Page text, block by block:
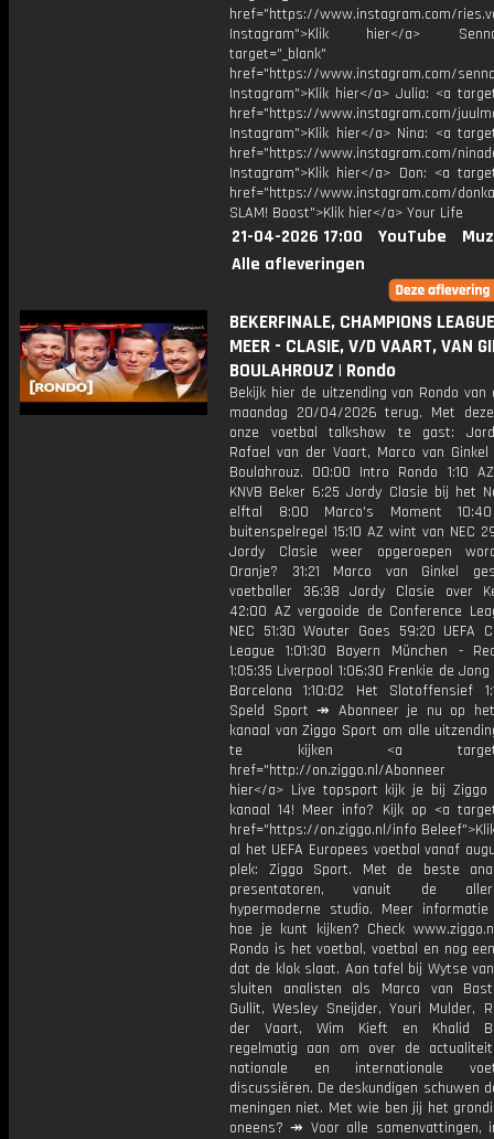
href="https://www.instagram.com/
Instagram">Klik hier</a>
target="_blank"
href="https://www.instagram.com/
Instagram">Klik hier</a> Julia: <a
href="https://www.instagram.com/
Instagram">Klik hier</a> Nina: <a
href="https://www.instagram.com/
Instagram">Klik hier</a> Don: <a
href="https://www.instagram.com/
SLAM! Boost">Klik hier</a> Your Life
21-04-2026 17:00 YouTube
Alle afleveringen
BEKERFINALE, CHAMPIONS
MEER - CLASIE, V/D VAART, VAN
BOULAHROUZ | Rondo
Bekijk hier de uitzending van Rondo van
maandag 20/04/2026 terug. Met
onze voetbal talkshow te gast:
Rafael van der Vaart, Marco van Ginkel
Boulahrouz. 00:00 Intro Rondo 1:10
KNVB Beker 6:25 Jordy Clasie bij het
elftal 8:00 Marco's Moment
buitenspelregel 15:10 AZ wint van NEC
Jordy Clasie weer opgeroepen
Oranje? 31:21 Marco van Ginkel
voetballer 36:38 Jordy Clasie over
42:00 AZ vergooide de Conference
NEC 51:30 Wouter Goes 59:20 UEFA
League 1:01:30 Bayern München -
1:05:35 Liverpool 1:06:30 Frenkie de
Barcelona 1:10:02 Het Slotoffensief
Speld Sport ↠ Abonneer je nu op het
kanaal van Ziggo Sport om alle
te kijken <a
href="http://on.ziggo.nl/
hier</a> Live topsport kijk je bij
kanaal 14! Meer info? Kijk op <a
href="https://on.ziggo.nl/info
al het UEFA Europees voetbal vanaf
plek: Ziggo Sport. Met de beste
presentatoren, vanuit de
hypermoderne studio. Meer
hoe je kunt kijken? Check
Rondo is het voetbal, voetbal en nog
dat de klok slaat. Aan tafel bij Wytse
sluiten analisten als Marco van
Gullit, Wesley Sneijder, Youri Mulder,
der Vaart, Wim Kieft en Khalid
regelmatig aan om over de
nationale en internationale
discussiëren. De deskundigen schuwen
meningen niet. Met wie ben jij het
oneens? ↠ Voor alle samenvattingen,